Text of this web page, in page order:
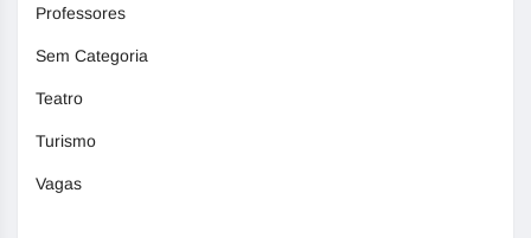
Professores
Sem Categoria
Teatro
Turismo
Vagas